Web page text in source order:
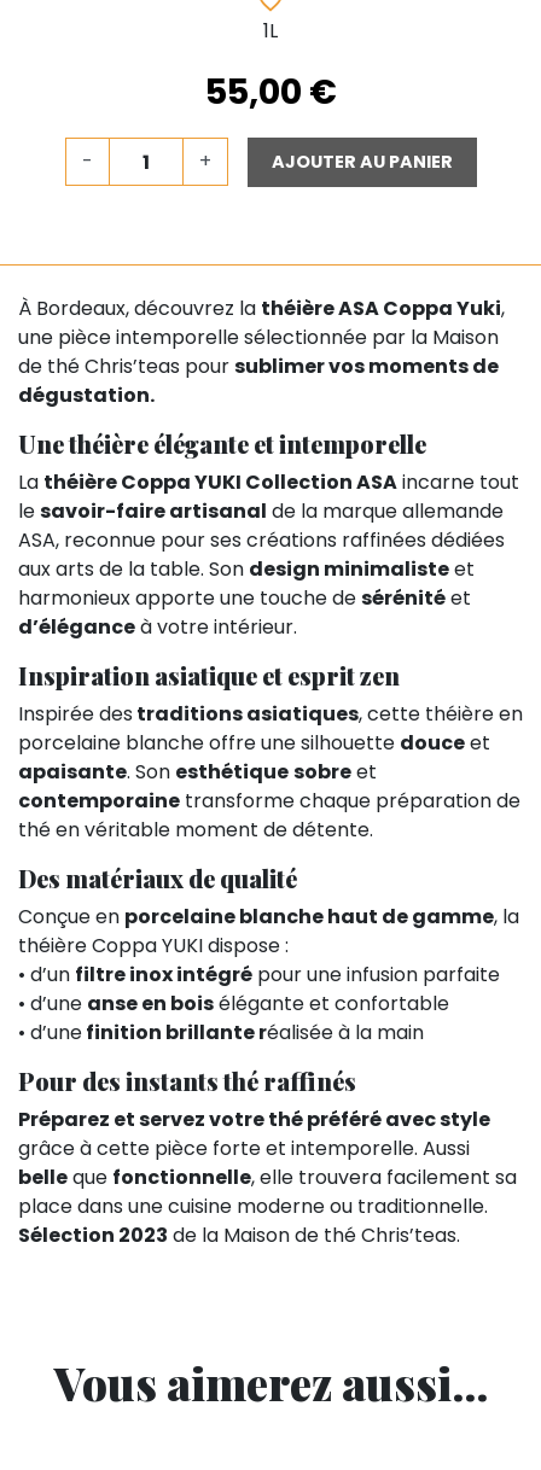
1L
55,00 €
- + AJOUTER AU PANIER
À Bordeaux, découvrez la théière ASA Coppa Yuki,
une pièce intemporelle sélectionnée par la Maison
de thé Chris’teas poursublimer vos moments de
dégustation.
Une théière élégante et intemporelle
La théière Coppa YUKI Collection ASAincarne tout
lesavoir-faire artisanal de la marque allemande
ASA, reconnue pour ses créations raffinées dédiées
aux arts de la table. Son design minimalisteet
harmonieux apporte une touche desérénitéet
d’éléganceà votre intérieur.
Inspiration asiatique et esprit zen
Inspirée des traditions asiatiques, cette théière en
porcelaine blanche offre une silhouette douceet
apaisante. Son esthétiquesobreet
contemporaine transforme chaque préparation de
thé en véritable moment de détente.
Des matériaux de qualité
Conçue en porcelaine blanche haut de gamme, la
théière Coppa YUKI dispose :
• d’un filtre inox intégré pour une infusion parfaite
• d’une anse en boisélégante et confortable
• d’unefinition brillante réalisée à la main
Pour des instants thé raffinés
Préparez et servez votre thé préféré avec style
grâce à cette pièce forte et intemporelle. Aussi
belleque fonctionnelle, elle trouvera facilement sa
place dans une cuisine moderne ou traditionnelle.
Sélection 2023 de la Maison de thé Chris’teas.
Vous aimerez aussi...